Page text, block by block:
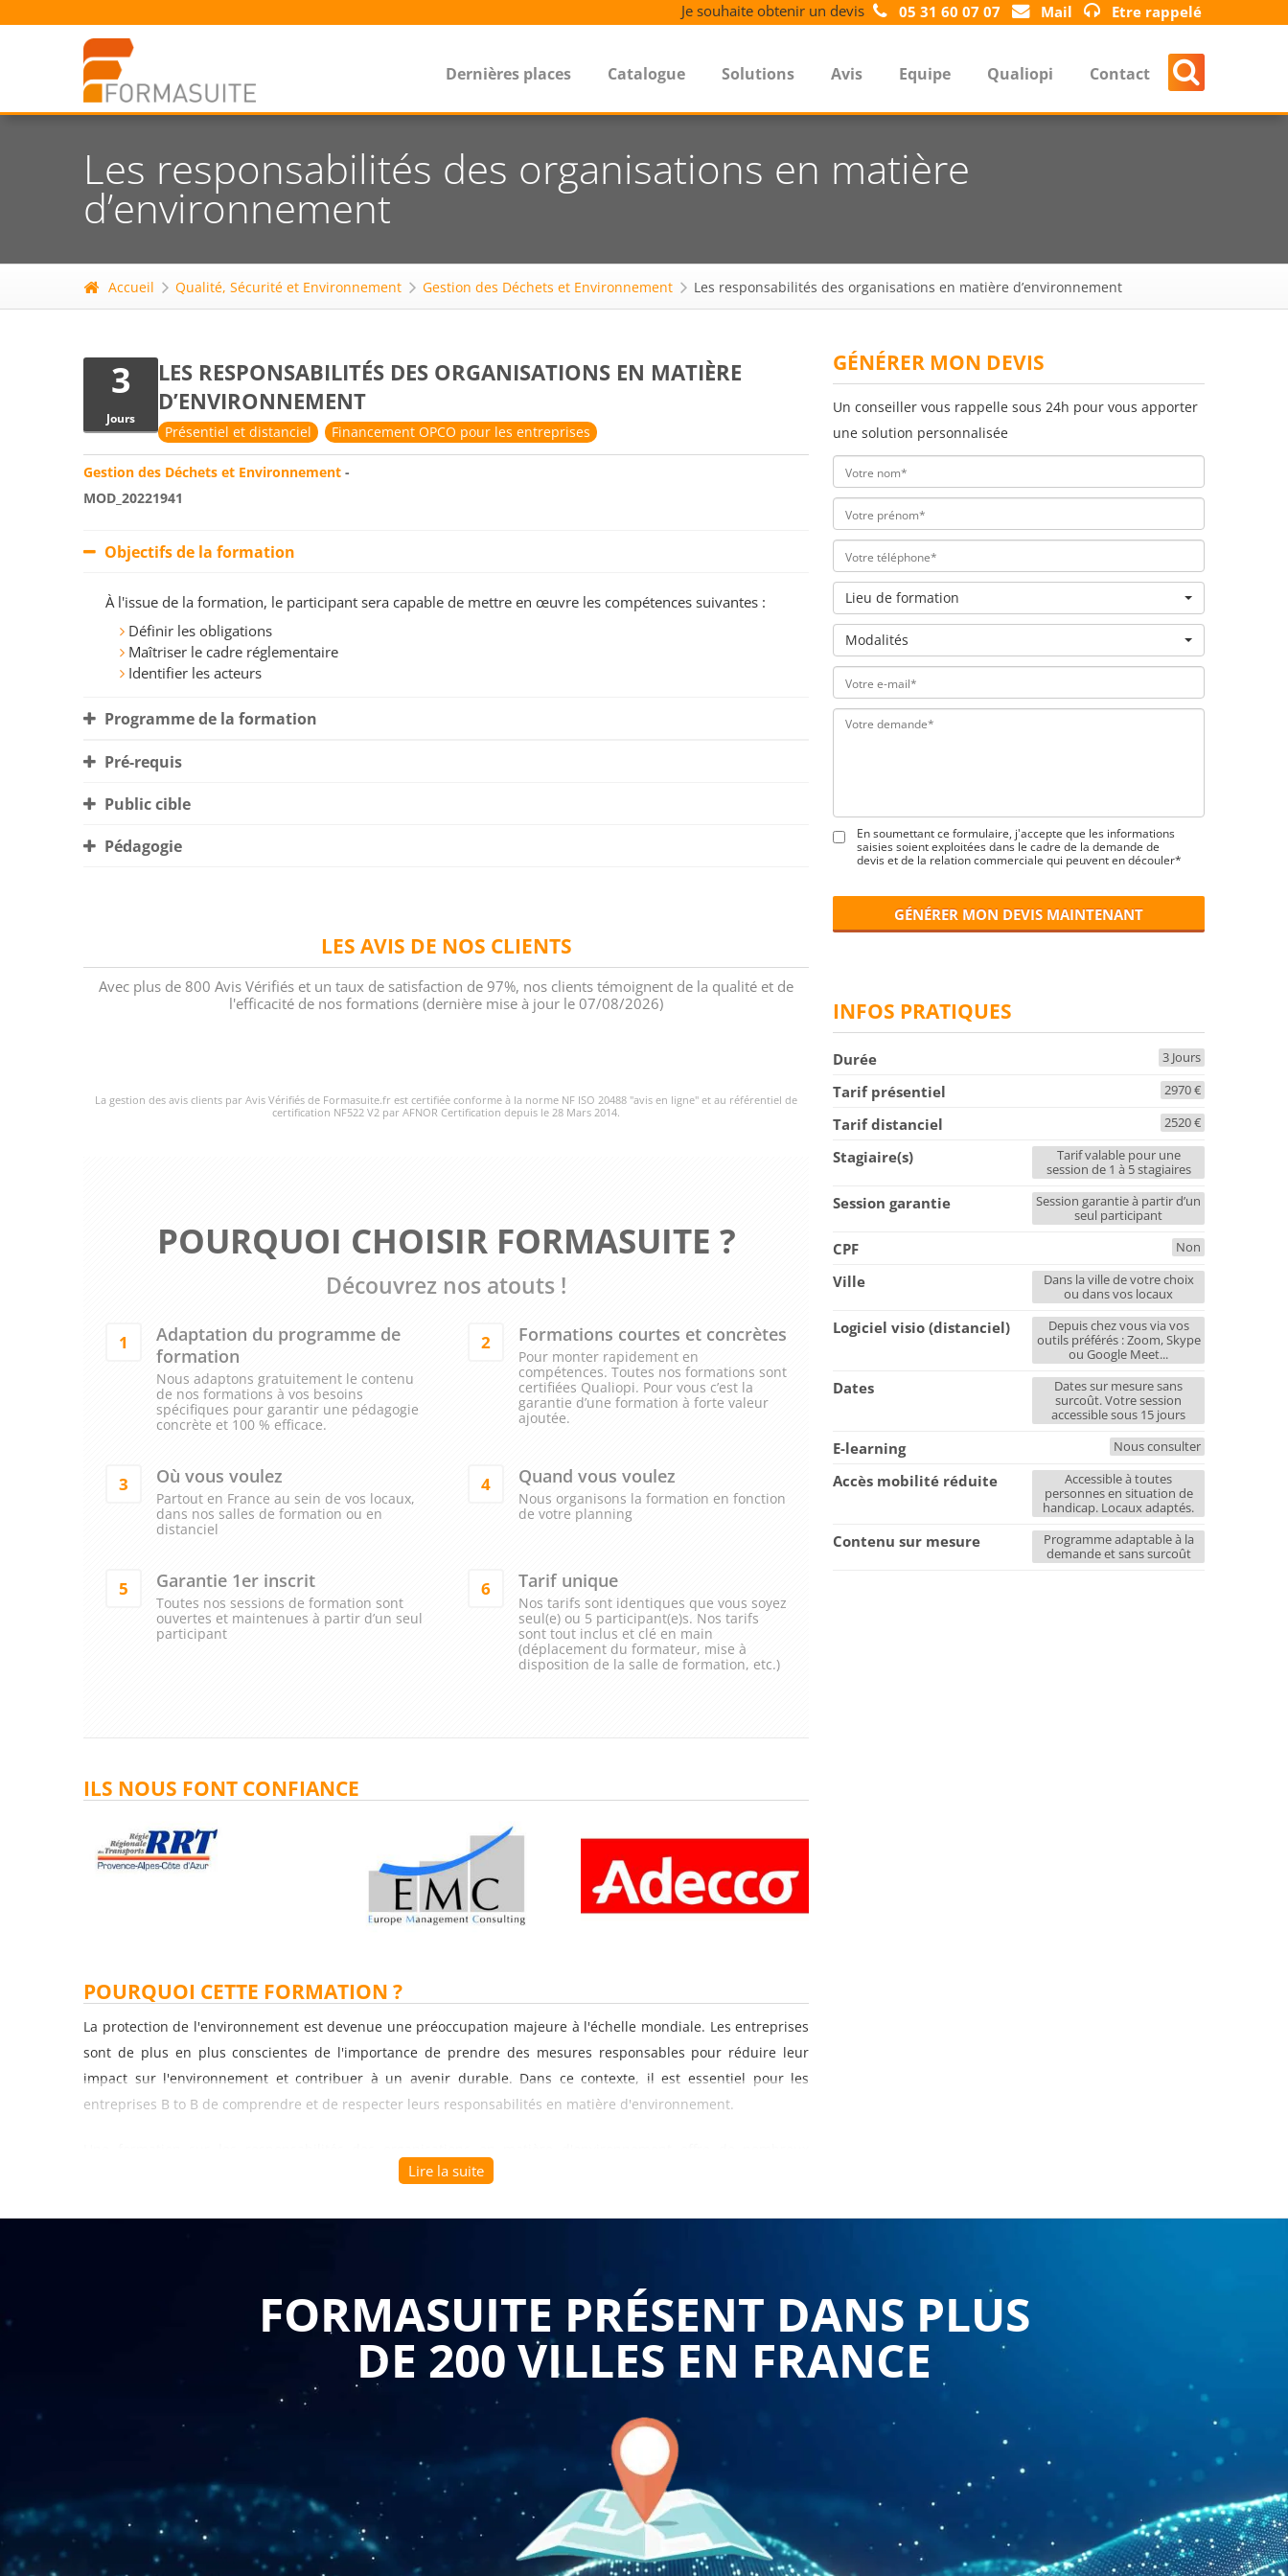
Je souhaite obtenir un devis 05 31 60 07 07 Mail Etre rappelé
Dernières places Catalogue Solutions Avis Equipe Qualiopi Contact
Les responsabilités des organisations en matière
d’environnement
Accueil Qualité, Sécurité et Environnement Gestion des Déchets et Environnement Les responsabilités des organisations en matière d’environnement
3
Jours
LES RESPONSABILITÉS DES ORGANISATIONS EN MATIÈRE
D’ENVIRONNEMENT
Présentiel et distanciel Financement OPCO pour les entreprises
Gestion des Déchets et Environnement -
MOD_20221941
Objectifs de la formation
À l'issue de la formation, le participant sera capable de mettre en œuvre les compétences suivantes :
Définir les obligations
Maîtriser le cadre réglementaire
Identifier les acteurs
Programme de la formation
Pré-requis
Public cible
Pédagogie
LES AVIS DE NOS CLIENTS
Avec plus de 800 Avis Vérifiés et un taux de satisfaction de 97%, nos clients témoignent de la qualité et de
l'efficacité de nos formations (dernière mise à jour le 07/08/2026)
La gestion des avis clients par Avis Vérifiés de Formasuite.fr est certifiée conforme à la norme NF ISO 20488 "avis en ligne" et au référentiel de
certification NF522 V2 par AFNOR Certification depuis le 28 Mars 2014.
POURQUOI CHOISIR FORMASUITE ?
Découvrez nos atouts !
1
Adaptation du programme de
formation
Nous adaptons gratuitement le contenu
de nos formations à vos besoins
spécifiques pour garantir une pédagogie
concrète et 100 % efficace.
2 Formations courtes et concrètes
Pour monter rapidement en
compétences. Toutes nos formations sont
certifiées Qualiopi. Pour vous c’est la
garantie d’une formation à forte valeur
ajoutée.
3 Où vous voulez
Partout en France au sein de vos locaux,
dans nos salles de formation ou en
distanciel
4 Quand vous voulez
Nous organisons la formation en fonction
de votre planning
5 Garantie 1er inscrit
Toutes nos sessions de formation sont
ouvertes et maintenues à partir d’un seul
participant
6 Tarif unique
Nos tarifs sont identiques que vous soyez
seul(e) ou 5 participant(e)s. Nos tarifs
sont tout inclus et clé en main
(déplacement du formateur, mise à
disposition de la salle de formation, etc.)
ILS NOUS FONT CONFIANCE
POURQUOI CETTE FORMATION ?
La protection de l'environnement est devenue une préoccupation majeure à l'échelle mondiale. Les entreprises
sont de plus en plus conscientes de l'importance de prendre des mesures responsables pour réduire leur
impact sur l'environnement et contribuer à un avenir durable. Dans ce contexte, il est essentiel pour les
entreprises B to B de comprendre et de respecter leurs responsabilités en matière d'environnement.
avantages pour les entreprises B to B. Elle permet de sensibiliser les employés et les responsables aux enjeux
formation sur les responsabilités environnementales aide les entreprises à comprendre et à respecter
les exigences légales en vigueur. Cela permet d'éviter les sanctions financières et les litiges juridiques
liés à des infractions environnementales.
Gestion des risques : Une formation appropriée permet aux entreprises d'identifier et de gérer les
risques environnementaux potentiels. Cela inclut la prévention des incidents, la gestion des produits
chimiques et des déchets, la protection de la biodiversité et des ressources naturelles, ainsi que la
réduction des émissions de gaz à effet de serre. En identifiant les risques et en mettant en place des
mesures préventives, les entreprises peuvent minimiser les impacts négatifs sur l'environnement et
préserver leur réputation.
Amélioration de la performance environnementale : Une formation sur les responsabilités
environnementales fournit aux entreprises les connaissances et les compétences nécessaires pour
améliorer leur performance environnementale. Cela inclut la réduction de la consommation d'énergie,
l'optimisation de l'utilisation des ressources, la promotion de l'efficacité énergétique, la gestion des
déchets et la mise en place de pratiques durables. En adoptant des pratiques respectueuses de
l'environnement, les entreprises peuvent réaliser des économies d'énergie et de coûts, tout en réduisant
leur empreinte environnementale.
Image de marque et différenciation : Les consommateurs et les partenaires commerciaux sont de plus
Lire la suite
GÉNÉRER MON DEVIS
Un conseiller vous rappelle sous 24h pour vous apporter
une solution personnalisée
Lieu de formation
Modalités
En soumettant ce formulaire, j'accepte que les informations
saisies soient exploitées dans le cadre de la demande de
devis et de la relation commerciale qui peuvent en découler*
GÉNÉRER MON DEVIS MAINTENANT
INFOS PRATIQUES
Durée 3 Jours
Tarif présentiel 2970 €
Tarif distanciel 2520 €
Stagiaire(s)
Tarif valable pour une
session de 1 à 5 stagiaires
Session garantie
Session garantie à partir d’un
seul participant
CPF Non
Ville
Dans la ville de votre choix
ou dans vos locaux
Logiciel visio (distanciel)
Depuis chez vous via vos
outils préférés : Zoom, Skype
ou Google Meet...
Dates
Dates sur mesure sans
surcoût. Votre session
accessible sous 15 jours
E-learning Nous consulter
Accès mobilité réduite
Accessible à toutes
personnes en situation de
handicap. Locaux adaptés.
Contenu sur mesure
Programme adaptable à la
demande et sans surcoût
FORMASUITE PRÉSENT DANS PLUS
DE 200 VILLES EN FRANCE